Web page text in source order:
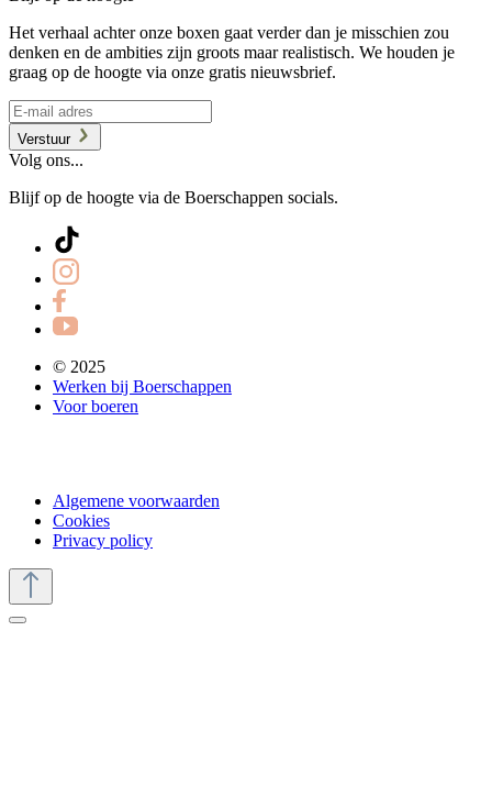
Het verhaal achter onze boxen gaat verder dan je misschien zou
denken en de ambities zijn groots maar realistisch. We houden je
graag op de hoogte via onze gratis nieuwsbrief.
Verstuur
Volg ons...
Blijf op de hoogte via de Boerschappen socials.
© 2025
Werken bij Boerschappen
Voor boeren
Algemene voorwaarden
Cookies
Privacy policy